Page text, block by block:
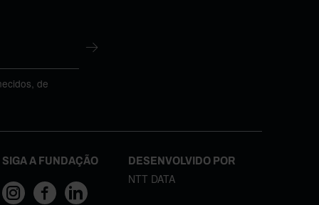
de
SIGA A FUNDAÇÃO DESENVOLVIDO POR
NTT DATA